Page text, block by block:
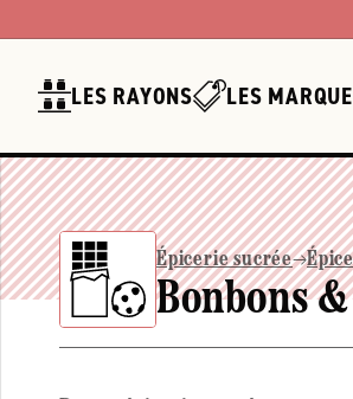
LES RAYONS LES
Épicerie sucrée
Bonbons